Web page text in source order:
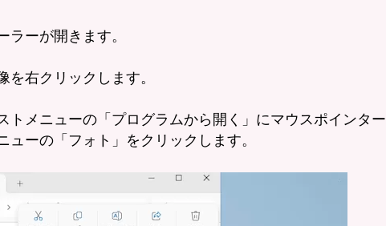
ラーが開きます。
を右クリックします。
トメニューの「プログラムから開く」にマウスポインター
ューの「フォト」をクリックします。